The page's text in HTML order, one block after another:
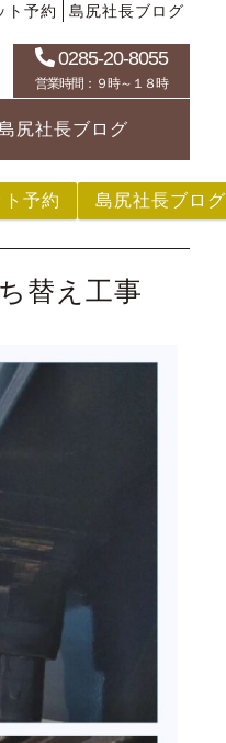
ト予約 島尻社長ブログ
0285-20-8055
営業時間：９時～１８時
尻社長ブログ
予約 島尻社長ブログ
替え工事